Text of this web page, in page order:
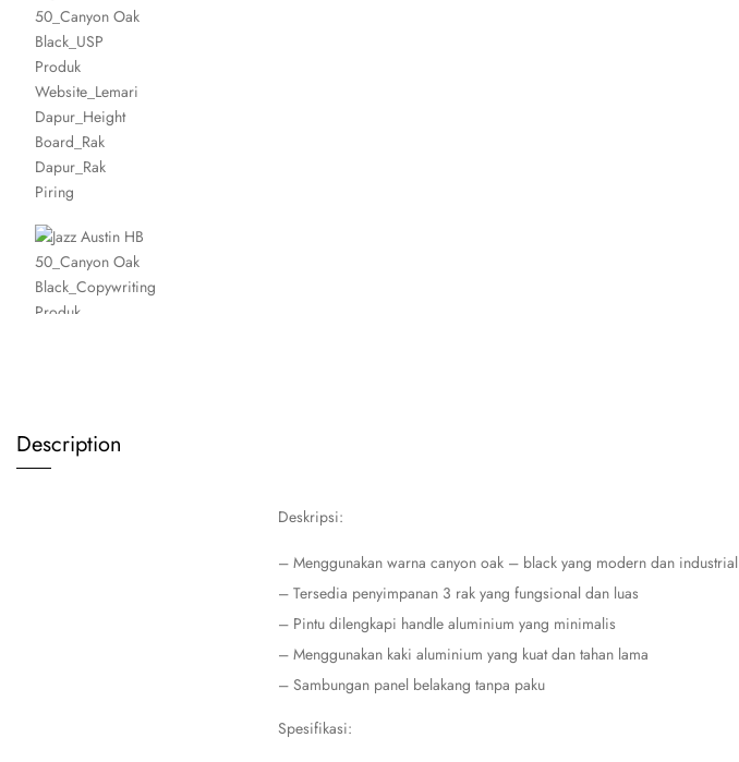
Description
Deskripsi:
– Menggunakan warna canyon oak – black yang modern dan industrial
– Tersedia penyimpanan 3 rak yang fungsional dan luas
– Pintu dilengkapi handle aluminium yang minimalis
– Menggunakan kaki aluminium yang kuat dan tahan lama
– Sambungan panel belakang tanpa paku
Spesifikasi: